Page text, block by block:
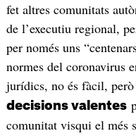
fet altres comunitats
de l’executiu regional,
per només uns
normes del coronavirus
jurídics, no és fàcil, però
decisions valentes
comunitat visqui el més